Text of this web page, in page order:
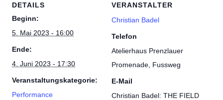
DETAILS
Beginn:
5. Mai 2023 - 16:00
Ende:
4. Juni 2023 - 17:30
Veranstaltungskategorie:
Performance
VERANSTALTER
Christian Badel
Telefon
Atelierhaus Prenzlauer
Promenade, Fussweg
E-Mail
Christian Badel: THE FIELD